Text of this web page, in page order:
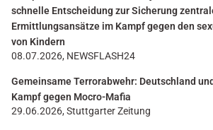
schnelle Entscheidung zur Sicherung
Ermittlungsansätze im Kampf gegen den
von Kindern
08.07.2026, NEWSFLASH24
Gemeinsame Terrorabwehr: Deutschland
Kampf gegen Mocro-Mafia
29.06.2026, Stuttgarter Zeitung